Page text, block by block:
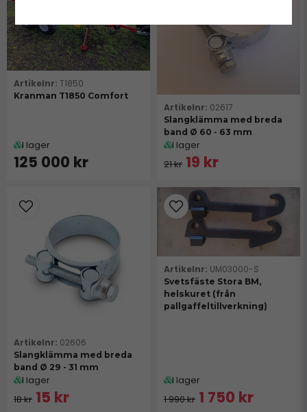
T1850
Kranman T1850 Comfort
I lager
125 000 kr
02617
Slangklämma med breda
band Ø 60 - 63 mm
I lager
21 kr 19 kr
02606
Slangklämma med breda
band Ø 29 - 31 mm
I lager
18 kr 15 kr
UM03000-S
Svetsfäste Stora BM,
helskuret (från
pallgaffeltillverkning)
I lager
1 990 kr 1 750 kr